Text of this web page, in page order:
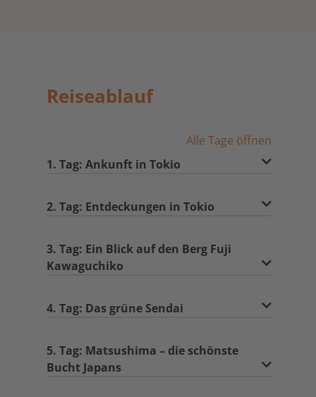
Reiseablauf
Alle Tage öffnen
1. Tag: Ankunft in Tokio
2. Tag: Entdeckungen in Tokio
3. Tag: Ein Blick auf den Berg Fuji
Kawaguchiko
4. Tag: Das grüne Sendai
5. Tag: Matsushima – die schönste
Bucht Japans